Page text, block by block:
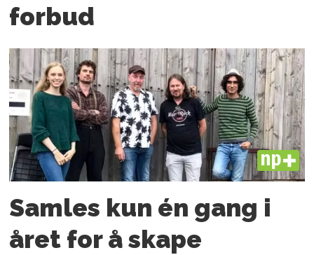
forbud
PLUS
Samles kun én gang i
året for å skape